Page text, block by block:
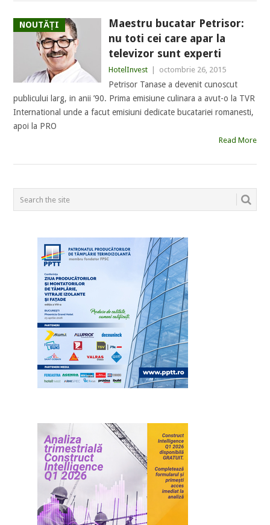
NOUTĂȚI
Maestru bucatar Petrisor:
nu toti cei care apar la
televizor sunt experti
HotelInvest octombrie 26, 2015
Petrisor Tanase a devenit cunoscut
publicului larg, in anii ’90. Prima emisiune culinara a avut-o la TVR
International unde a facut emisiuni dedicate bucatariei romanesti,
apoi la PRO
Read More
POSTS
NAVIGATION